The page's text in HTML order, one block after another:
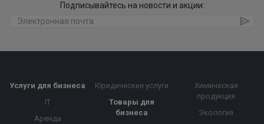
Подписывайтесь на новости и акции:
Услуги для бизнеса
IT
Аренда
Юридические услуги
Товары для
бизнеса
Химическая
продукция
Экология